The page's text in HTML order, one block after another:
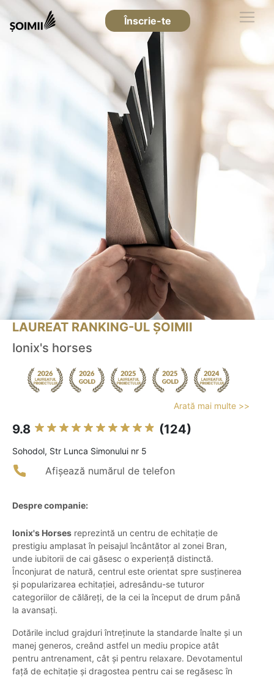
Înscrie-te
LAUREAT RANKING-UL ȘOIMII
Ionix's horses
Arată mai multe >>
9.8 (124)
Sohodol, Str Lunca Simonului nr 5
Afișează numărul de telefon
Despre companie:
Ionix's Horses reprezintă un centru de echitație de
prestigiu amplasat în peisajul încântător al zonei Bran,
unde iubitorii de cai găsesc o experiență distinctă.
Înconjurat de natură, centrul este orientat spre susținerea
și popularizarea echitației, adresându-se tuturor
categoriilor de călăreți, de la cei la început de drum până
la avansați.
Dotările includ grajduri întreținute la standarde înalte și un
manej generos, creând astfel un mediu propice atât
pentru antrenament, cât și pentru relaxare. Devotamentul
față de echitație și dragostea pentru cai se regăsesc în